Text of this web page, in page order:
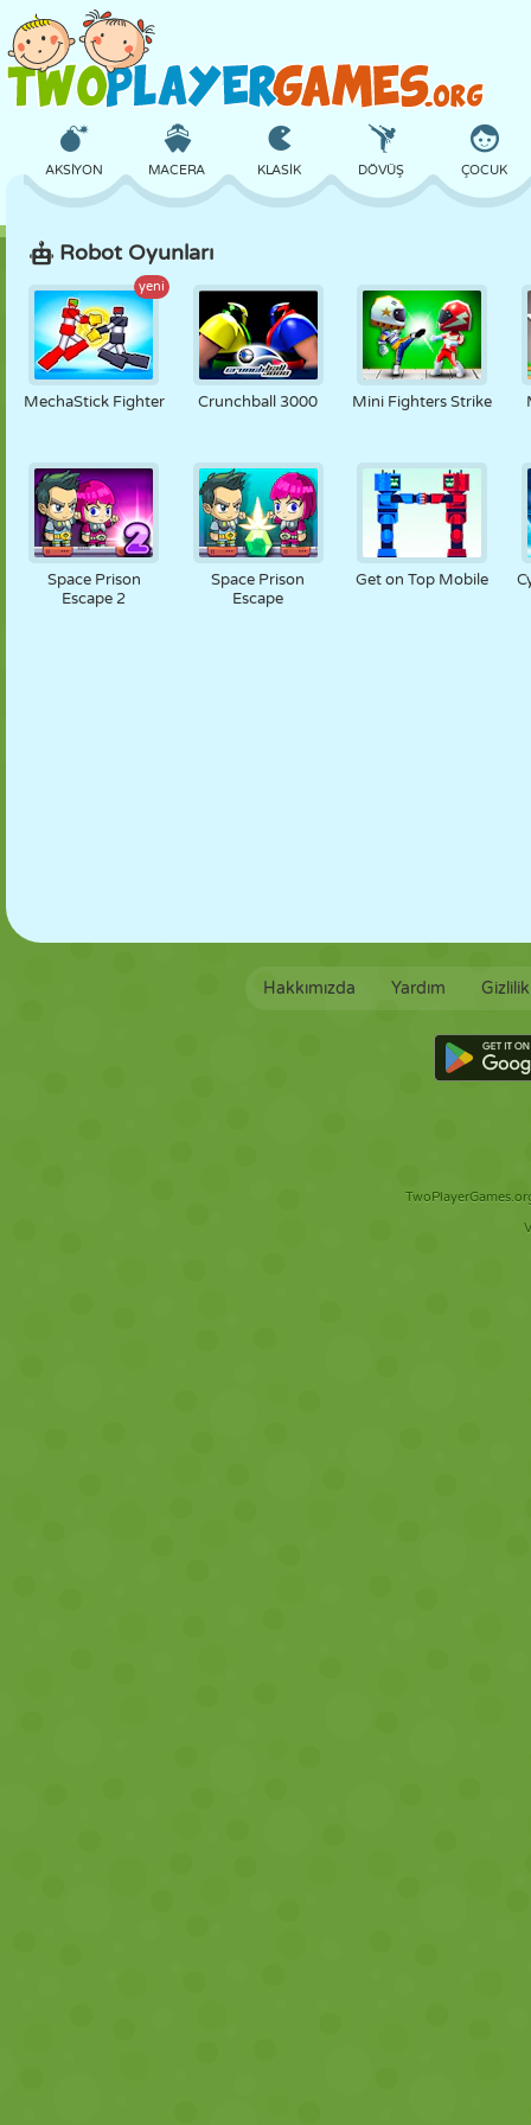
AKSIYON MACERA KLASIK DÖVÜŞ ÇOCUK
UÇAK
KALE SATRANÇ ÇILGIN SAVUNMA DINOZOR
KIZ ATLAMA MATEMATIK LABIRENT
KUKLA BULMACA REAKSIYON RETRO ROBOT
Robot Oyunları
yeni
MechaStick Fighter Crunchball 3000 Mini Fighters Strike
Space Prison
Escape 2
Space Prison
Escape
Get on Top Mobile
Hakkımızda Yardım